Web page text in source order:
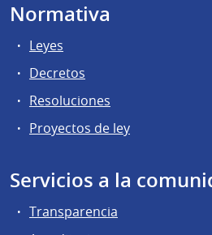
Normativa
Leyes
Decretos
Resoluciones
Proyectos de ley
Servicios a la
Transparencia